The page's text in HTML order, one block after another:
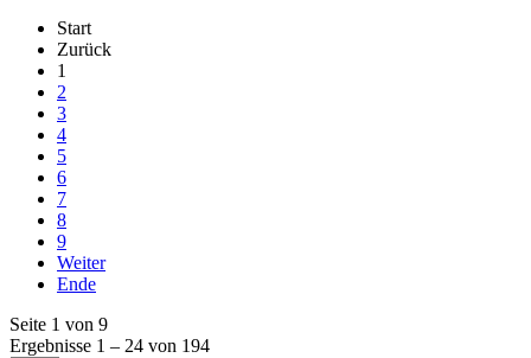
Start
Zurück
1
2
3
4
5
6
7
8
9
Weiter
Ende
Seite 1 von 9
Ergebnisse 1 – 24 von 194